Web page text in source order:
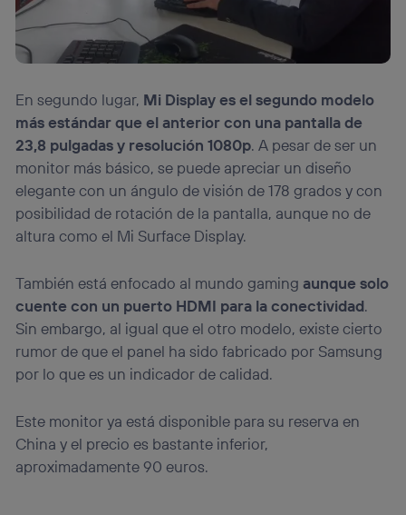
En segundo lugar, Mi Display es el segundo modelo
más estándar que el anterior con una pantalla de
23,8 pulgadas y resolución 1080p. A pesar de ser un
monitor más básico, se puede apreciar un diseño
elegante con un ángulo de visión de 178 grados y con
posibilidad de rotación de la pantalla, aunque no de
altura como el Mi Surface Display.
También está enfocado al mundo gaming aunque solo
cuente con un puerto HDMI para la conectividad.
Sin embargo, al igual que el otro modelo, existe cierto
rumor de que el panel ha sido fabricado por Samsung
por lo que es un indicador de calidad.
Este monitor ya está disponible para su reserva en
China y el precio es bastante inferior,
aproximadamente 90 euros.